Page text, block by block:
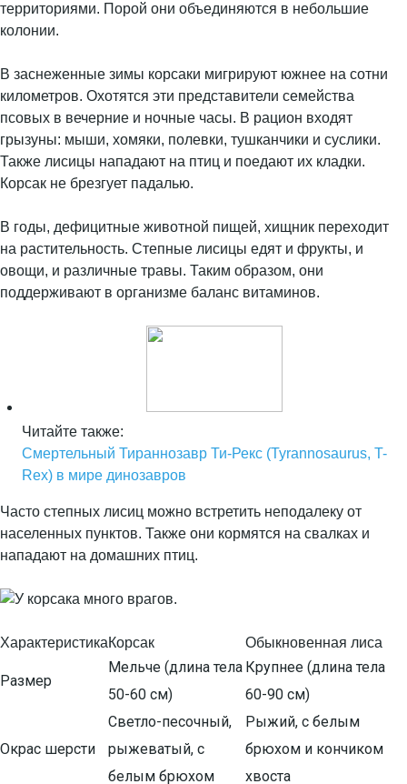
территориями. Порой они объединяются в небольшие
колонии.
В заснеженные зимы корсаки мигрируют южнее на сотни
километров. Охотятся эти представители семейства
псовых в вечерние и ночные часы. В рацион входят
грызуны: мыши, хомяки, полевки, тушканчики и суслики.
Также лисицы нападают на птиц и поедают их кладки.
Корсак не брезгует падалью.
В годы, дефицитные животной пищей, хищник переходит
на растительность. Степные лисицы едят и фрукты, и
овощи, и различные травы. Таким образом, они
поддерживают в организме баланс витаминов.
Читайте также:
Смертельный Тираннозавр Ти-Рекс (Tyrannosaurus, T-
Rex) в мире динозавров
Часто степных лисиц можно встретить неподалеку от
населенных пунктов. Также они кормятся на свалках и
нападают на домашних птиц.
ХарактеристикаКорсак Обыкновенная лиса
Размер
Мельче (длина тела
50-60 см)
Крупнее (длина тела
60-90 см)
Окрас шерсти
Светло-песочный,
рыжеватый, с
белым брюхом
Рыжий, с белым
брюхом и кончиком
хвоста